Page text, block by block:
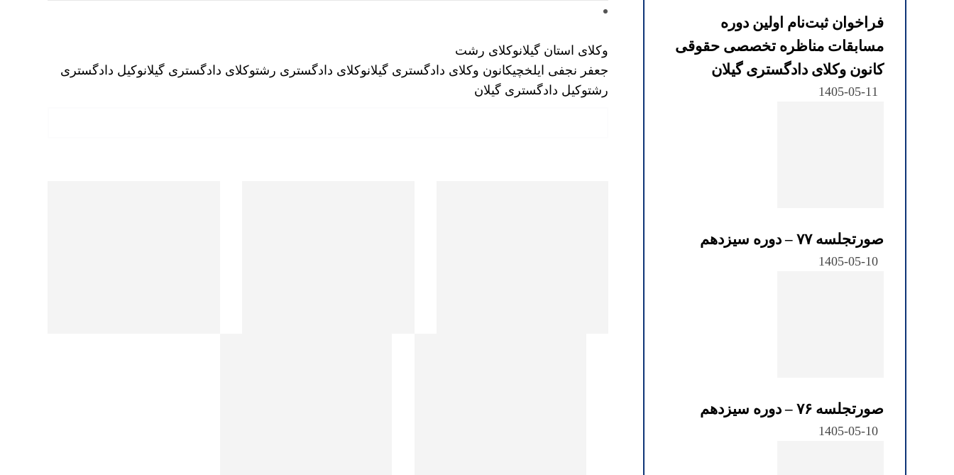
وکلای استان گیلانوکلای رشت
جعفر نجفی ایلخچیکانون وکلای دادگستری گیلانوکلای دادگستری رشتوکلای دادگستری گیلانوکیل دادگستری
رشتوکیل دادگستری گیلان
فراخوان ثبت‌نام اولین دوره
مسابقات مناظره تخصصی حقوقی
کانون وکلای دادگستری گیلان
1405-05-11
صورتجلسه ۷۷ – دوره سیزدهم
1405-05-10
صورتجلسه ۷۶ – دوره سیزدهم
1405-05-10